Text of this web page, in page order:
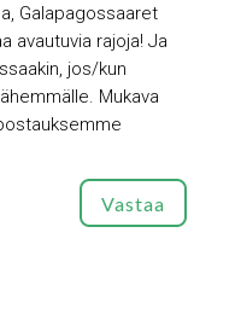
Galapagossaaret
avautuvia rajoja! Ja
jos/kun
Mukava
Vastaa